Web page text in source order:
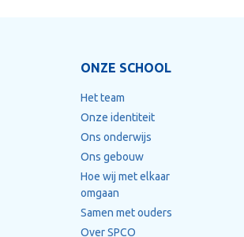
ONZE SCHOOL
Het team
Onze identiteit
Ons onderwijs
Ons gebouw
Hoe wij met elkaar
omgaan
Samen met ouders
Over SPCO